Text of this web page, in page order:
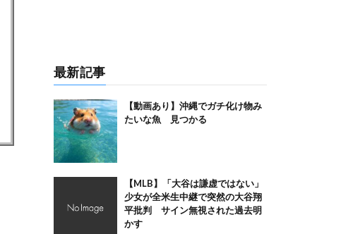
最新記事
【動画あり】沖縄でガチ化け物み
たいな魚 見つかる
【MLB】「大谷は謙虚ではない」
少女が全米生中継で突然の大谷翔
平批判 サイン無視された過去明
かす